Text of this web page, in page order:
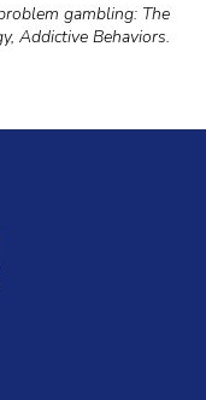
gambling: The
Addictive Behaviors.